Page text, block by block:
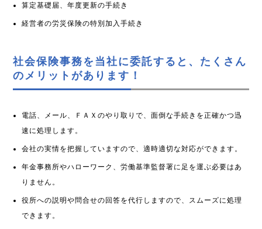
算定基礎届、年度更新の手続き
経営者の労災保険の特別加入手続き
社会保険事務を当社に委託すると、たくさん
のメリットがあります！
電話、メール、ＦＡＸのやり取りで、面倒な手続きを正確かつ迅
速に処理します。
会社の実情を把握していますので、適時適切な対応ができます。
年金事務所やハローワーク、労働基準監督署に足を運ぶ必要はあ
りません。
役所への説明や問合せの回答を代行しますので、スムーズに処理
できます。